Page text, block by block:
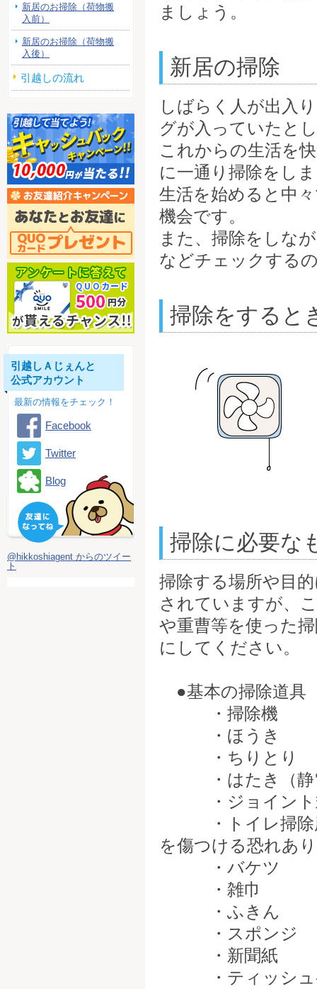
ましょう。
新居の掃除
しばらく人が出入
グが入っていたと
これからの生活を
に一通り掃除をし
生活を始めると中
機会です。
また、掃除をしな
などチェックする
掃除をすると
掃除に必要な
掃除する場所や目
されていますが、
や重曹等を使った
にしてください。
●基本の掃除道具
・掃除機
・ほうき
・ちりとり
・はたき（静電
・ジョイント式
・トイレ掃除用
を傷つける恐れあ
・バケツ
・雑巾
・ふきん
・スポンジ
・新聞紙
・ティッシュペ
新居のお掃除（荷物搬
入前）
新居のお掃除（荷物搬
入後）
引越しの流れ
引越しＡじぇんと
公式アカウント
最新の情報をチェック！
Facebook
Twitter
Blog
@hikkoshiagent からのツイー
ト